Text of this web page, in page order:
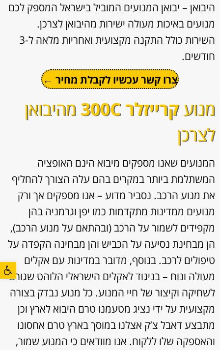
פתח
היבואן – יבואן המנועים המוביל בישראל המספק לכם
מנועים באיכות מעולה ישירות מהיבואן לצרכן.
השירות כולל התקנה מקצועית ואחריות מלאה ל-3
חודשים.
צרו קשר עכשיו לקבלת מחיר ←
מנועקרייזלר 300C
מהיבואן
לצרכן
המנועים שאנו מספקים מיבוא הינם האופציה
המשתלמת ביותר במקרים בהם עלה הצורך להחליף
את מנוע הרכב. נסביר מדוע – אנו מספקים אך ורק
מנועים ממדינות מתקדמות כמו יפן וגרמניה בהן
מקפידים לשמור על הרכב (ובהתאם על מנוע הרכב),
הן מבחינת נסיעה על הכביש והן מבחינה הקפדה על
טיפולים לרכב. בנוסף, מדובר במדינות עם אקלים
מעולה ונוח – בניגוד לאקלים הישראלי הלוהט שגורם
לשחיקה וקיצור של חיי המנוע. כל מנוע נבדק בצורה
מקצועית על ידי נציג מטעמנו טרם היבוא לארץ וכן
מתבצע דאבל צ’ק אצלנו במוסך בארץ טרם אחסונו
והאספקה שלו ללקוח. אנו מוודאים כי המנוע שמור,